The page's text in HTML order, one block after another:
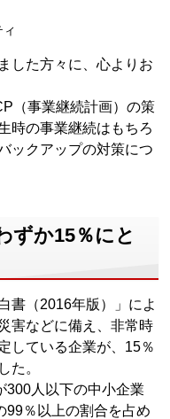
した方々に、心よりお
（事業継続計画）の策
時の事業継続はもちろ
ックアップの対策につ
ずか15％にと
書（2016年版）」によ
害などに備え、非常時
している企業が、15％
た。
300人以下の中小企業
99％以上の割合を占め